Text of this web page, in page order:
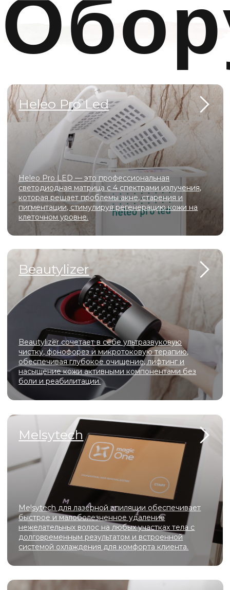
Официальные лицензии и
сертификаты для
оборудования
методики
Эффективные лазерные технологии
для коррекции шрамов, рубцов,